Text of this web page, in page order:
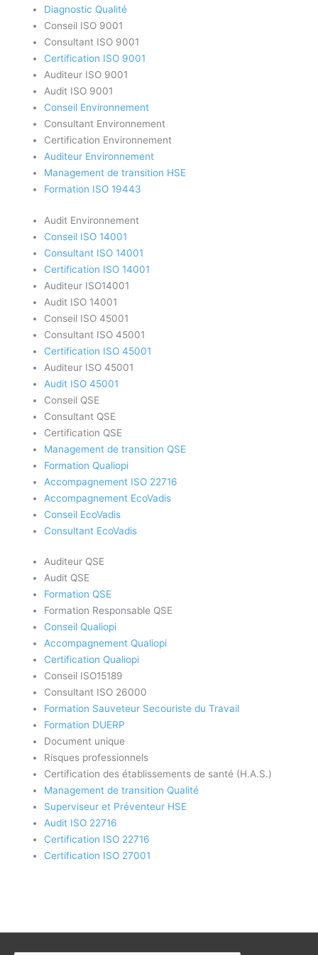
Diagnostic Qualité
Conseil ISO 9001
Consultant ISO 9001
Certification ISO 9001
Auditeur ISO 9001
Audit ISO 9001
Conseil Environnement
Consultant Environnement
Certification Environnement
Auditeur Environnement
Management de transition HSE
Formation ISO 19443
Audit Environnement
Conseil ISO 14001
Consultant ISO 14001
Certification ISO 14001
Auditeur ISO14001
Audit ISO 14001
Conseil ISO 45001
Consultant ISO 45001
Certification ISO 45001
Auditeur ISO 45001
Audit ISO 45001
Conseil QSE
Consultant QSE
Certification QSE
Management de transition QSE
Formation Qualiopi
Accompagnement ISO 22716
Accompagnement EcoVadis
Conseil EcoVadis
Consultant EcoVadis
Auditeur QSE
Audit QSE
Formation QSE
Formation Responsable QSE
Conseil Qualiopi
Accompagnement Qualiopi
Certification Qualiopi
Conseil ISO15189
Consultant ISO 26000
Formation Sauveteur Secouriste du Travail
Formation DUERP
Document unique
Risques professionnels
Certification des établissements de santé (H.A.S.)
Management de transition Qualité
Superviseur et Préventeur HSE
Audit ISO 22716
Certification ISO 22716
Certification ISO 27001